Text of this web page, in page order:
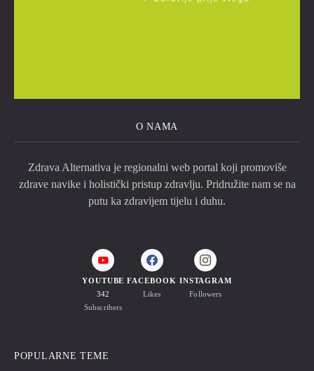
O NAMA
Zdrava Alternativa je regionalni web portal koji promoviše
zdrave navike i holistički pristup zdravlju. Pridružite nam se na
putu ka zdravijem tijelu i duhu.
YOUTUBE
342
Subscribers
FACEBOOK
Likes
INSTAGRAM
Followers
POPULARNE TEME